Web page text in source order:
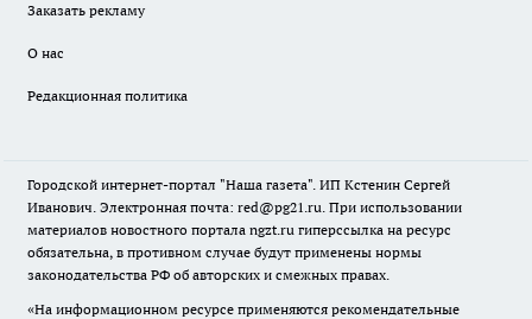
Заказать рекламу
О нас
Редакционная политика
Городской интернет-портал "Наша газета". ИП Кстенин Сергей
Иванович. Электронная почта: red@pg21.ru. При использовании
материалов новостного портала ngzt.ru гиперссылка на ресурс
обязательна, в противном случае будут применены нормы
законодательства РФ об авторских и смежных правах.
«На информационном ресурсе применяются рекомендательные